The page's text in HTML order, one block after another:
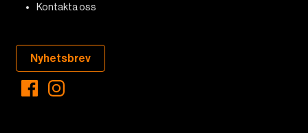
Kontakta oss
Nyhetsbrev